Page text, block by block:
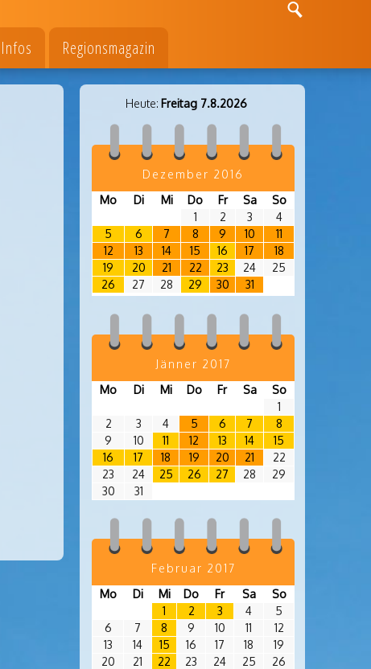
Infos Regionsmagazin
Heute: Freitag 7.8.2026
Dezember 2016
Mo
Di Mi Do Fr Sa
So
1
2 3
4
5
6 7 8 9 10
11
12
13 14 15 16 17
18
19
20 21 22 23 24
25
26
27 28 29 30 31
Jänner 2017
Mo
Di Mi Do Fr Sa
So
1
2
3 4 5 6 7
8
9
10 11 12 13 14
15
16
17 18 19 20 21
22
23
24 25 26 27 28
29
30
31
Februar 2017
Mo
Di Mi Do Fr Sa
So
1
2 3 4
5
6
7 8 9 10 11
12
13
14 15 16 17 18
19
20
21 22 23 24 25
26